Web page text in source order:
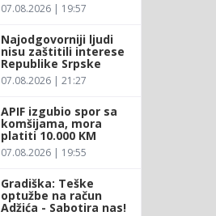
07.08.2026 | 19:57
Najodgovorniji ljudi
nisu zaštitili interese
Republike Srpske
07.08.2026 | 21:27
APIF izgubio spor sa
komšijama, mora
platiti 10.000 KM
07.08.2026 | 19:55
Gradiška: Teške
optužbe na račun
Adžića - Sabotira nas!